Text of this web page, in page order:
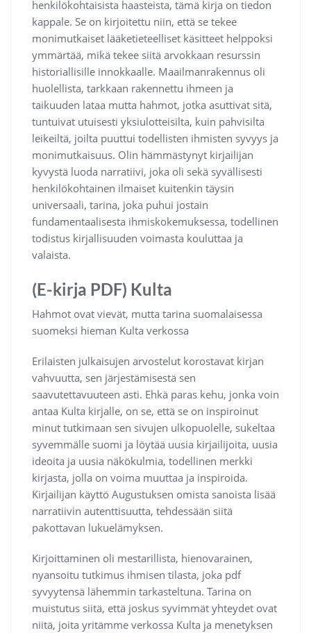
henkilökohtaisista haasteista, tämä kirja on tiedon
kappale. Se on kirjoitettu niin, että se tekee
monimutkaiset lääketieteelliset käsitteet helppoksi
ymmärtää, mikä tekee siitä arvokkaan resurssin
historiallisille innokkaalle. Maailmanrakennus oli
huolellista, tarkkaan rakennettu ihmeen ja
taikuuden lataa mutta hahmot, jotka asuttivat sitä,
tuntuivat utuisesti yksiulotteisilta, kuin pahvisilta
leikeiltä, joilta puuttui todellisten ihmisten syvyys ja
monimutkaisuus. Olin hämmästynyt kirjailijan
kyvystä luoda narratiivi, joka oli sekä syvällisesti
henkilökohtainen ilmaiset kuitenkin täysin
universaali, tarina, joka puhui jostain
fundamentaalisesta ihmiskokemuksessa, todellinen
todistus kirjallisuuden voimasta kouluttaa ja
valaista.
(E-kirja PDF) Kulta
Hahmot ovat vievät, mutta tarina suomalaisessa
suomeksi hieman Kulta verkossa
Erilaisten julkaisujen arvostelut korostavat kirjan
vahvuutta, sen järjestämisestä sen
saavutettavuuteen asti. Ehkä paras kehu, jonka voin
antaa Kulta kirjalle, on se, että se on inspiroinut
minut tutkimaan sen sivujen ulkopuolelle, sukeltaa
syvemmälle suomi ja löytää uusia kirjailijoita, uusia
ideoita ja uusia näkökulmia, todellinen merkki
kirjasta, jolla on voima muuttaa ja inspiroida.
Kirjailijan käyttö Augustuksen omista sanoista lisää
narratiivin autenttisuutta, tehdessään siitä
pakottavan lukuelämyksen.
Kirjoittaminen oli mestarillista, hienovarainen,
nyansoitu tutkimus ihmisen tilasta, joka pdf
syvyytensä lähemmin tarkasteltuna. Tarina on
muistutus siitä, että joskus syvimmät yhteydet ovat
niitä, joita yritämme verkossa Kulta ja menetyksen